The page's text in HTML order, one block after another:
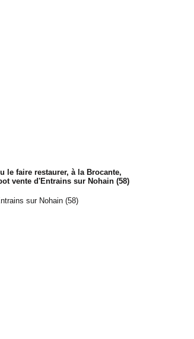
le faire restaurer, à la Brocante,
vente d'Entrains sur Nohain (58)